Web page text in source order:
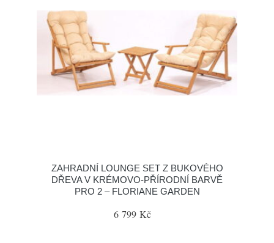
ZAHRADNÍ LOUNGE SET Z BUKOVÉHO
DŘEVA V KRÉMOVO-PŘÍRODNÍ BARVĚ
PRO 2 – FLORIANE GARDEN
6 799 Kč